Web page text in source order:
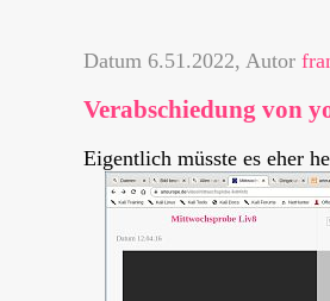
Datum 6.51.2022, Autor
Verabschiedung von
Eigentlich müsste es eher